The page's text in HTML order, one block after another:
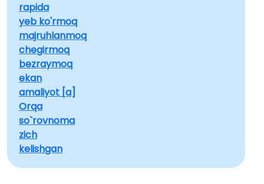
rapida
yeb ko'rmoq
majruhlanmoq
chegirmoq
bezraymoq
ekan
amaliyot [a]
Orqa
so`rovnoma
zich
kelishgan